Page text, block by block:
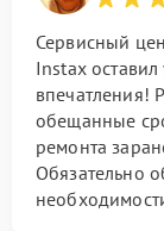
Сервисный
Instax
впечатления!
обещанные
ремонта
Обязательно